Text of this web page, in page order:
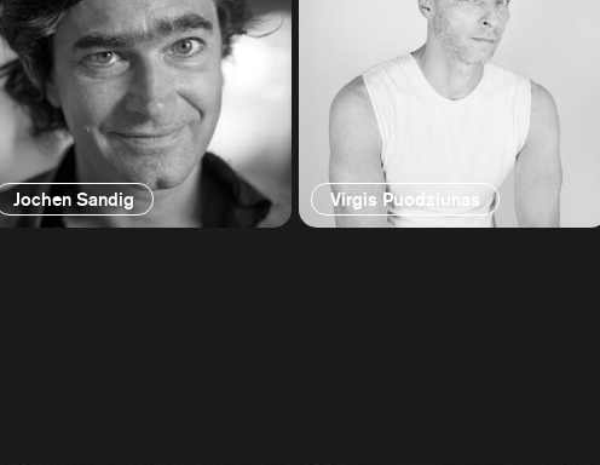
Jochen Sandig Virgis Puodziunas